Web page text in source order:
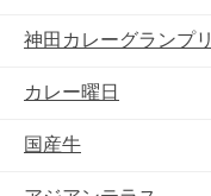
神田カレーグランプリ
カレー曜日
国産牛